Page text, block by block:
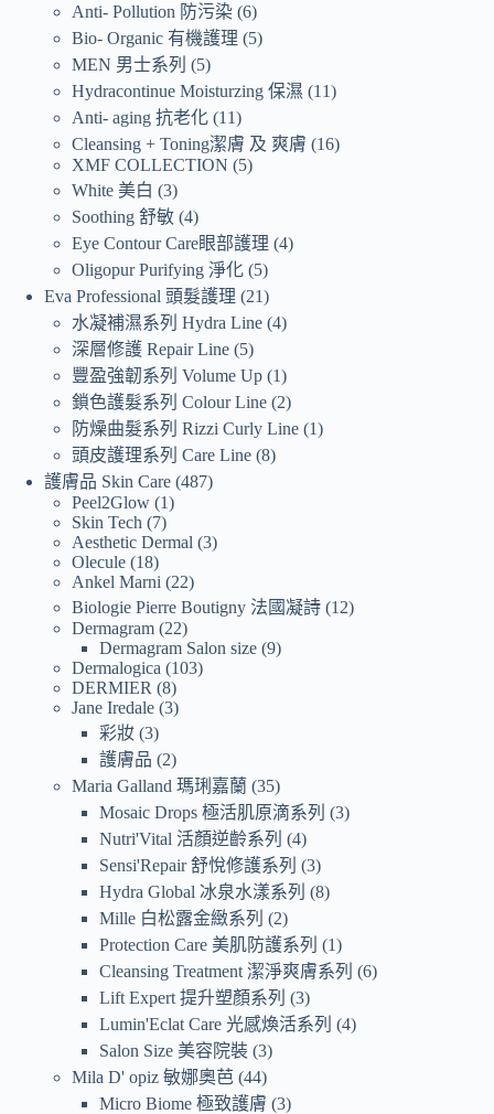
Anti- Pollution 防污染 6
Bio- Organic 有機護理
5
MEN 男士系列
5
Hydracontinue Moisturzing 保濕
11
Anti- aging 抗老化 11
Cleansing + Toning潔膚 及 爽膚
16
XMF COLLECTION
5
White 美白
3
Soothing 舒敏 4
Eye Contour Care眼部護理 4
Oligopur Purifying 淨化 5
Eva Professional 頭髮護理
21
水凝補濕系列 Hydra Line 4
深層修護 Repair Line 5
豐盈強韌系列 Volume Up 1
鎖色護髮系列 Colour Line 2
防燥曲髮系列 Rizzi Curly Line 1
頭皮護理系列 Care Line 8
護膚品 Skin Care 487
Peel2Glow 1
Skin Tech
7
Aesthetic Dermal 3
Olecule 18
Ankel Marni
22
Biologie Pierre Boutigny 法國凝詩 12
Dermagram 22
Dermagram Salon size 9
Dermalogica
103
DERMIER
8
Jane Iredale 3
彩妝 3
護膚品
2
Maria Galland 瑪琍嘉蘭 35
Mosaic Drops 極活肌原滴系列
3
Nutri'Vital 活顏逆齡系列
4
Sensi'Repair 舒悅修護系列
3
Hydra Global 冰泉水漾系列
8
Mille 白松露金緻系列
2
Protection Care 美肌防護系列
1
Cleansing Treatment 潔淨爽膚系列
6
Lift Expert 提升塑顏系列
3
Lumin'Eclat Care 光感煥活系列
4
Salon Size 美容院裝 3
Mila D' opiz 敏娜奧芭 44
Micro Biome 極致護膚 3